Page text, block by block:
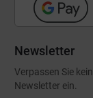
Newsletter
Verpassen Sie
Newsletter ein.